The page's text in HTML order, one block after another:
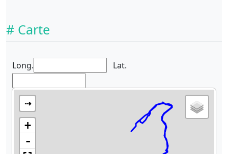
# Carte
Long. Lat.
⇢
+
-